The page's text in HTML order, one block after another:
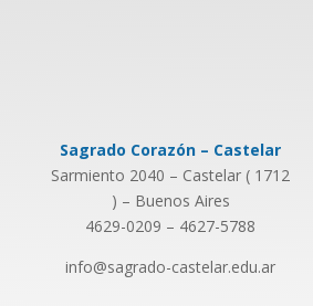
Sagrado Corazón – Castelar
Sarmiento 2040 – Castelar ( 1712
) – Buenos Aires
4629-0209 – 4627-5788
info@sagrado-castelar.edu.ar